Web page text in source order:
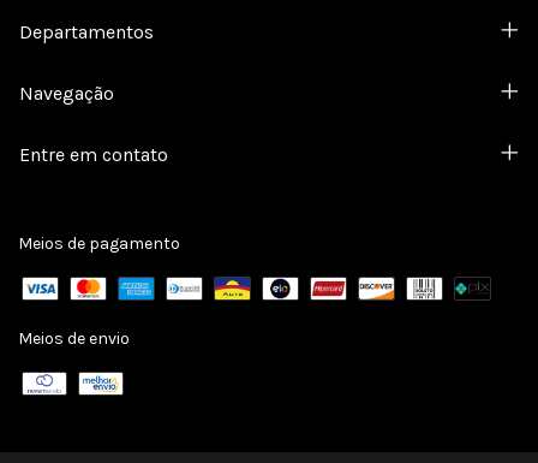
Departamentos
Navegação
Entre em contato
Meios de pagamento
Meios de envio